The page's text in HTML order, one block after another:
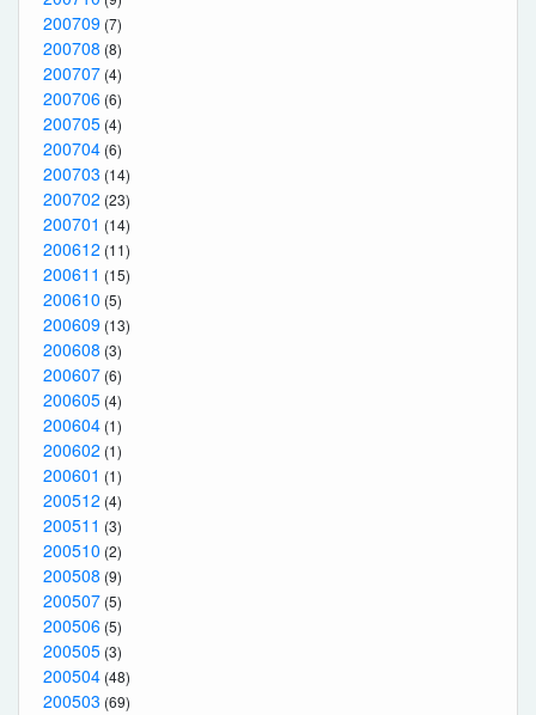
200709 (7)
200708 (8)
200707 (4)
200706 (6)
200705 (4)
200704 (6)
200703 (14)
200702 (23)
200701 (14)
200612 (11)
200611 (15)
200610 (5)
200609 (13)
200608 (3)
200607 (6)
200605 (4)
200604 (1)
200602 (1)
200601 (1)
200512 (4)
200511 (3)
200510 (2)
200508 (9)
200507 (5)
200506 (5)
200505 (3)
200504 (48)
200503 (69)